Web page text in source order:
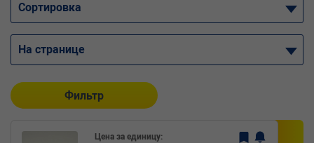
Сортировка
На странице
Фильтр
Цена за единицу: